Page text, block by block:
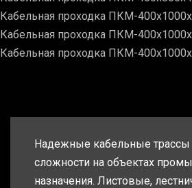
Кабельная проходка ПКМ-
Кабельная проходка ПКМ-
Кабельная проходка ПКМ-
Надежные кабельные
сложности на объектах
назначения. Листовые,